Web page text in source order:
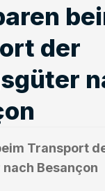
der
Transport
Besançon